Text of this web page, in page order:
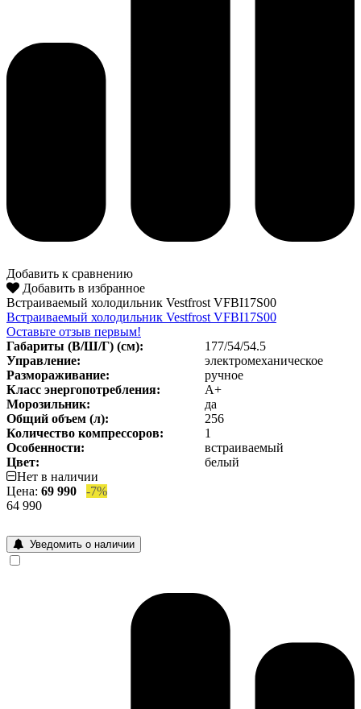
Добавить к сравнению
Добавить в избранное
Встраиваемый холодильник Vestfrost VFBI17S00
Встраиваемый холодильник Vestfrost VFBI17S00
Оставьте отзыв первым!
Габариты (В/Ш/Г) (см):
177/54/54.5
Управление:
электромеханическое
Размораживание:
ручное
Класс энергопотребления:
A+
Морозильник:
да
Общий объем (л):
256
Количество компрессоров:
1
Особенности:
встраиваемый
Цвет:
белый
Нет в наличии
Цена: 69 990
-7%
64 990
Уведомить о наличии